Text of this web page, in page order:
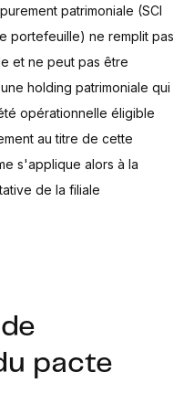
patrimoniale (SCI
portefeuille) ne remplit pas
et ne peut pas être
holding patrimoniale qui
opérationnelle éligible
au titre de cette
s'applique alors à la
de la filiale
pacte